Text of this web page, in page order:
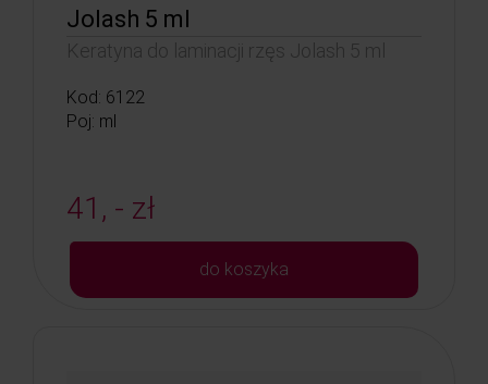
Jolash 5 ml
Keratyna do laminacji rzęs Jolash 5 ml
Kod: 6122
Poj: ml
41, - zł
do koszyka